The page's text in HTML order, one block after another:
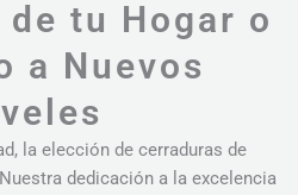
tu Hogar o
a Nuevos
la elección de cerraduras de
dedicación a la excelencia